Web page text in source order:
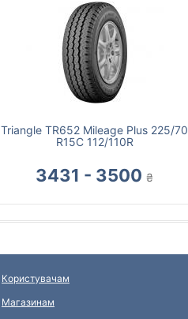
Triangle TR652 Mileage Plus 225/70
R15C 112/110R
3431 - 3500 ₴
Користувачам
Магазинам